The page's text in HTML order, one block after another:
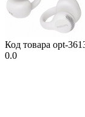
Код товара opt-
0.0